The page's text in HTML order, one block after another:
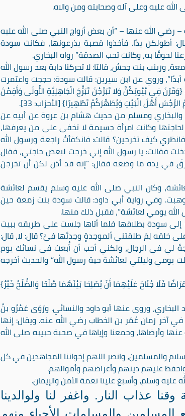
الله عليه وعلى آله وصحابته ومن والاه.
الله عنها – “أن بعض أزواج النبي صلى الله عليه
أطولكن يدًا. فأخذوا قصبة يذرعونها، فكانت سودة
لحوقًا به، وكانت تحب الصدقة” رواه البخاري.
وزينب بنت جحش، قالتا: لا تحركنا دابة بعد رسول الله
وروي عن ابن سيرين: قالت سودة: حججت واعتمرت
فِي بُيُوتِكُنَّ وَلا تَبَرَّجْنَ تَبَرُّجَ الْجَاهِلِيَّةِ الأُولَى وَأَقِمْنَ
أَهْلَ الْبَيْتِ وَيُطَهِّرَكُمْ تَطْهِيرًا} [الأحزاب: 33].
والبخاري ومسلم من حديث هشام بن عروة عن أبيه عن
وكانت امرأة جسيمة لا تخفى على من يعرفها،
كيف تخرجين؟ قالت: فانكفأتُ راجعة ورسول الله
فقالت: يا رسول الله إني خرجت لبعض حاجتي، فقال
في يده ما وضعه فقال: “إنه قد أذن لكن أن تخرجن
وكان النبي صلى الله عليه وسلم يقسم لعائشة
وفي رواية أبي داود: قالت سودة بنت زمعة حين
الله يومي لعائشة”، فقبل ذلك منها.
سودة بطلاقها فلما أتاها جلست على طريقه ببيت
خلقه لِمَ طلقتني ألموجدةٍ وجدتَها فيَّ؟ قال: لا، قال:
لي في الرجال، ولكني أحب أن أُبعث في نسائك يوم
يومي وليلتي لعائشة حبة رسول الله” والحديث أخرجه
فَلَا جُنَاحَ عَلَيْهِمَا أَنْ يُصْلِحَا بَيْنَهُمَا صُلْحًا وَالصُّلْحُ خَيْرٌ}
وروى عنها أبو داود والنسائي. ورَوَى عَمْرُو بنُ
آخر زمان عُمَر بن الخطاب رضي الله عنه. ويقال: إنها
وأرضاها، وجمعنا وإياها في صحبة حبيبه صلى الله
والمسلمين، وانصر اللهم إخواننا المجاهدين في كل
عليهم دينهم وأعراضهم وأموالهم.
وسلم، وأسبغ علينا نعمة الأمن والإيمان.
عذاب النار. واغفر لنا ولوالدينا
والمسلمات الأحياء منهم